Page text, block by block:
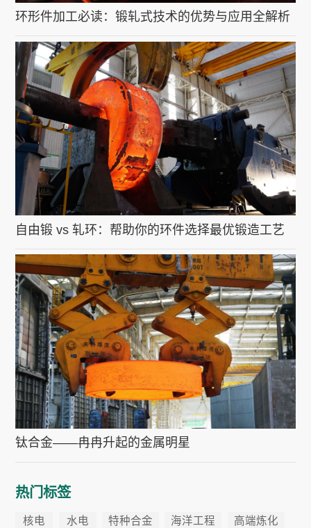
环形件加工必读：锻轧式技术的优势与应用全解析
自由锻 vs 轧环：帮助你的环件选择最优锻造工艺
钛合金——冉冉升起的金属明星
热门标签
核电 水电 特种合金 海洋工程 高端炼化